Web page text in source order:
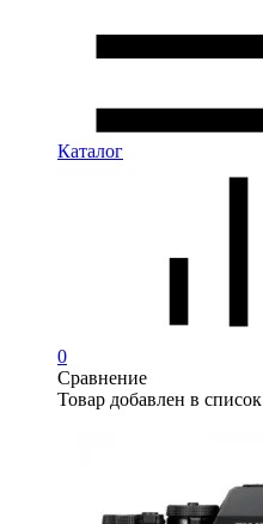
Каталог
0
Сравнение
Товар добавлен в